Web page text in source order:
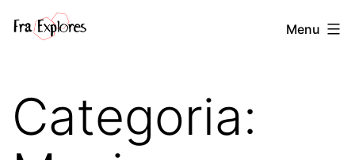
Fra
Menu
Categoria: